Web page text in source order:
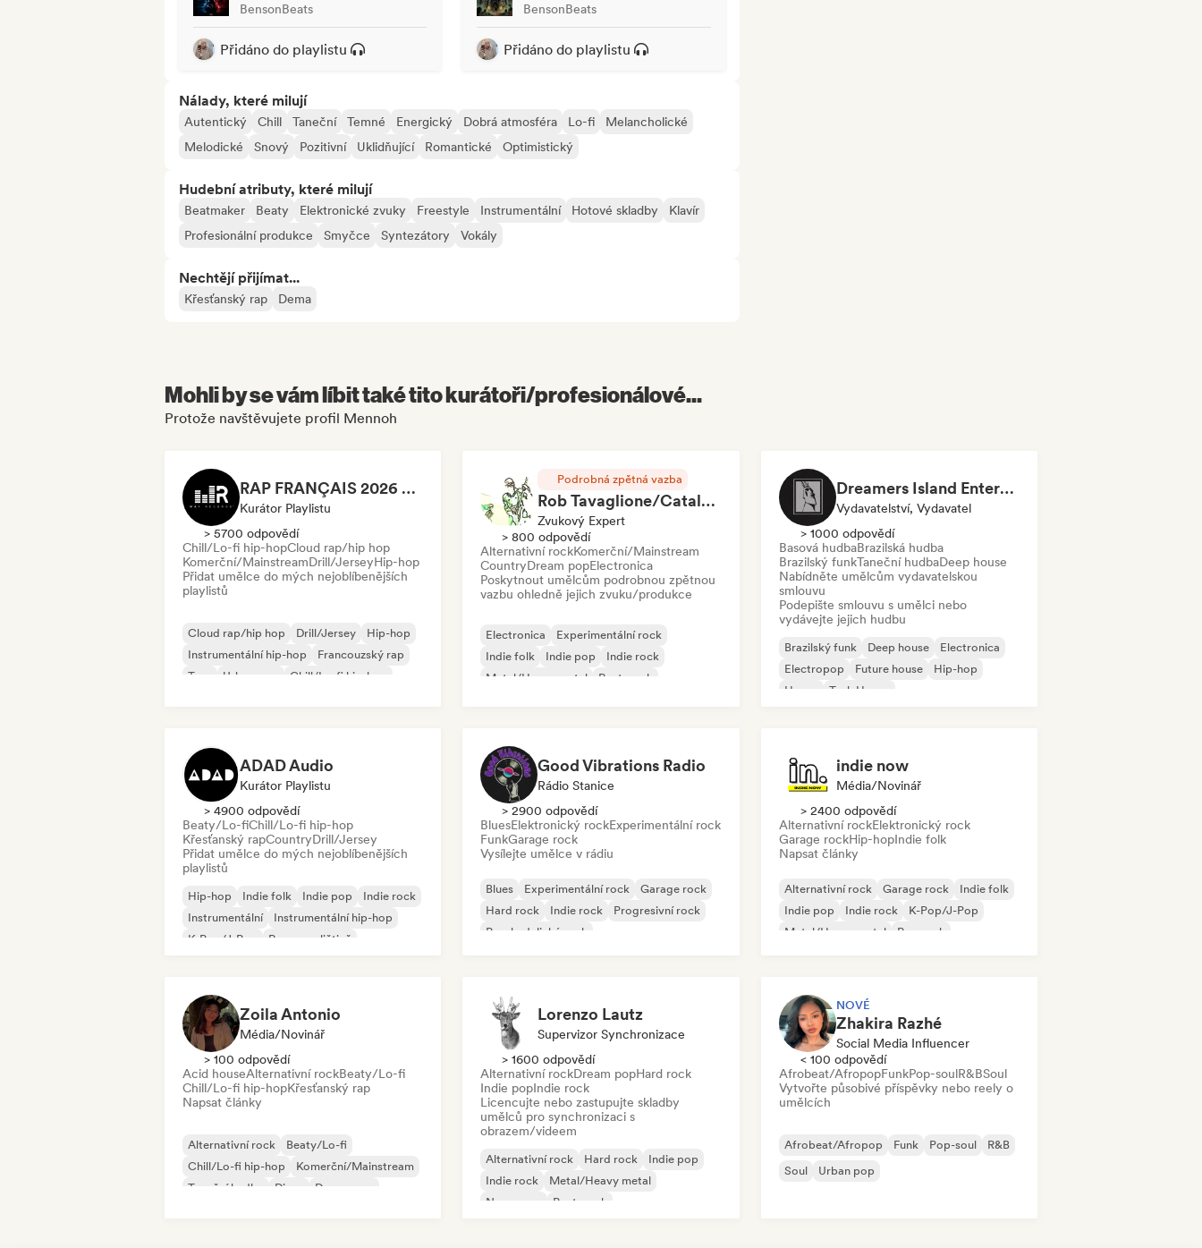
BensonBeats
Přidáno do playlistu
BensonBeats
Přidáno do playlistu
Nálady, které milují
Autentický Chill Taneční Temné Energický Dobrá atmosféra Lo-fi
Melancholické
Melodické
Snový Pozitivní Uklidňující Romantické Optimistický
Hudební atributy, které milují
Beatmaker Beaty Elektronické zvuky Freestyle Instrumentální Hotové skladby
Klavír
Profesionální produkce
Smyčce Syntezátory Vokály
Nechtějí přijímat...
Křesťanský rap Dema
Mohli by se vám líbit také tito kurátoři/profesionálové...
Protože navštěvujete profil Mennoh
RAP FRANÇAIS 2026 🔥🇫🇷 (Way Records)
Kurátor Playlistu
> 5700 odpovědí
Chill/Lo-fi hip-hopCloud rap/hip hop
Komerční/MainstreamDrill/JerseyHip-hop
Přidat umělce do mých nejoblíbenějších
playlistů
Cloud rap/hip hop Drill/Jersey
Hip-hop
Instrumentální hip-hop
Francouzský rap
Trap
Urban pop Chill/Lo-fi hip-hop
Podrobná zpětná vazba
Rob Tavaglione/Catalyst Recording
Zvukový Expert
> 800 odpovědí
Alternativní rockKomerční/Mainstream
CountryDream popElectronica
Poskytnout umělcům podrobnou zpětnou
vazbu ohledně jejich zvuku/produkce
Electronica
Experimentální rock
Indie folk
Indie pop
Indie rock
Metal/Heavy metal
Post-punk
Dreamers Island Entertainment
Vydavatelství, Vydavatel
> 1000 odpovědí
Basová hudbaBrazilská hudba
Brazilský funkTaneční hudbaDeep house
Nabídněte umělcům vydavatelskou
smlouvu
Podepište smlouvu s umělci nebo
vydávejte jejich hudbu
Brazilský funk Deep house
Electronica
Electropop
Future house
Hip-hop
House
Tech House
ADAD Audio
Kurátor Playlistu
> 4900 odpovědí
Beaty/Lo-fiChill/Lo-fi hip-hop
Křesťanský rapCountryDrill/Jersey
Přidat umělce do mých nejoblíbenějších
playlistů
Hip-hop Indie folk Indie pop
Indie rock
Instrumentální
Instrumentální hip-hop
K-Pop/J-Pop
Rap v angličtině
Good Vibrations Radio
Rádio Stanice
> 2900 odpovědí
BluesElektronický rockExperimentální rock
FunkGarage rock
Vysílejte umělce v rádiu
Blues Experimentální rock
Garage rock
Hard rock
Indie rock
Progresivní rock
Psychedelický rock
indie now
Média/novinář
> 2400 odpovědí
Alternativní rockElektronický rock
Garage rockHip-hopIndie folk
Napsat články
Alternativní rock Garage rock
Indie folk
Indie pop
Indie rock
K-Pop/J-Pop
Metal/Heavy metal
Pop rock
Zoila Antonio
Média/novinář
> 100 odpovědí
Acid houseAlternativní rockBeaty/Lo-fi
Chill/Lo-fi hip-hopKřesťanský rap
Napsat články
Alternativní rock
Beaty/Lo-fi
Chill/Lo-fi hip-hop
Komerční/Mainstream
Taneční hudba
Disco
Dream pop
Lorenzo Lautz
Supervizor Synchronizace
> 1600 odpovědí
Alternativní rockDream popHard rock
Indie popIndie rock
Licencujte nebo zastupujte skladby
umělců pro synchronizaci s
obrazem/videem
Alternativní rock Hard rock
Indie pop
Indie rock
Metal/Heavy metal
New wave
Post-punk
NOVÉ
Zhakira Razhé
Social Media Influencer
< 100 odpovědí
Afrobeat/AfropopFunkPop-soulR&BSoul
Vytvořte působivé příspěvky nebo reely o
umělcích
Afrobeat/Afropop Funk Pop-soul
R&B
Soul
Urban pop